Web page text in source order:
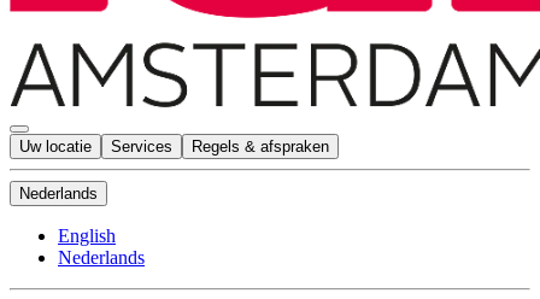
Uw locatie Services Regels & afspraken
Nederlands
English
Nederlands